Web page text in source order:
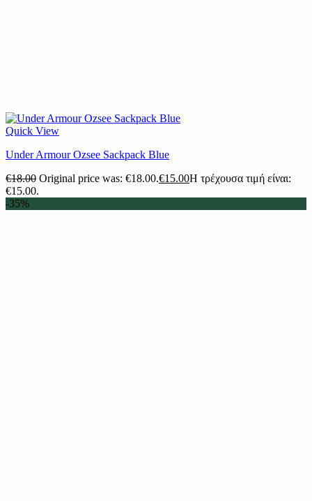
Quick View
Under Armour Ozsee Sackpack Blue
€18.00 Original price was: €18.00.€15.00Η τρέχουσα τιμή είναι:
€15.00.
-35%